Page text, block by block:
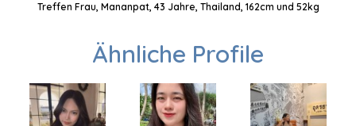
Treffen Frau, Mananpat, 43 Jahre, Thailand, 162cm und 52kg
Ähnliche Profile